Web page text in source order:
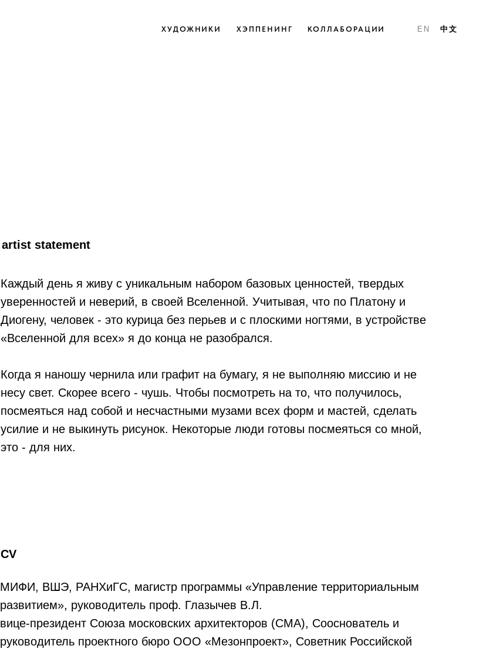
ХУДОЖНИКИ ХЭППЕНИНГ КОЛЛАБОРАЦИИ EN 中文
CV
artist statement
МИФИ, ВШЭ, РАНХиГC, магистр программы «Управление территориальным
развитием», руководитель проф. Глазычев В.Л.
вице-президент Союза московских архитекторов (СМА), Сооснователь и
руководитель проектного бюро ООО «Мезонпроект», Советник Российской
Каждый день я живу с уникальным набором базовых ценностей, твердых
уверенностей и неверий, в своей Вселенной. Учитывая, что по Платону и
Диогену, человек - это курица без перьев и с плоскими ногтями, в устройстве
«Вселенной для всех» я до конца не разобрался.
Когда я наношу чернила или графит на бумагу, я не выполняю миссию и не
несу свет. Скорее всего - чушь. Чтобы посмотреть на то, что получилось,
посмеяться над собой и несчастными музами всех форм и мастей, сделать
усилие и не выкинуть рисунок. Некоторые люди готовы посмеяться со мной,
это - для них.